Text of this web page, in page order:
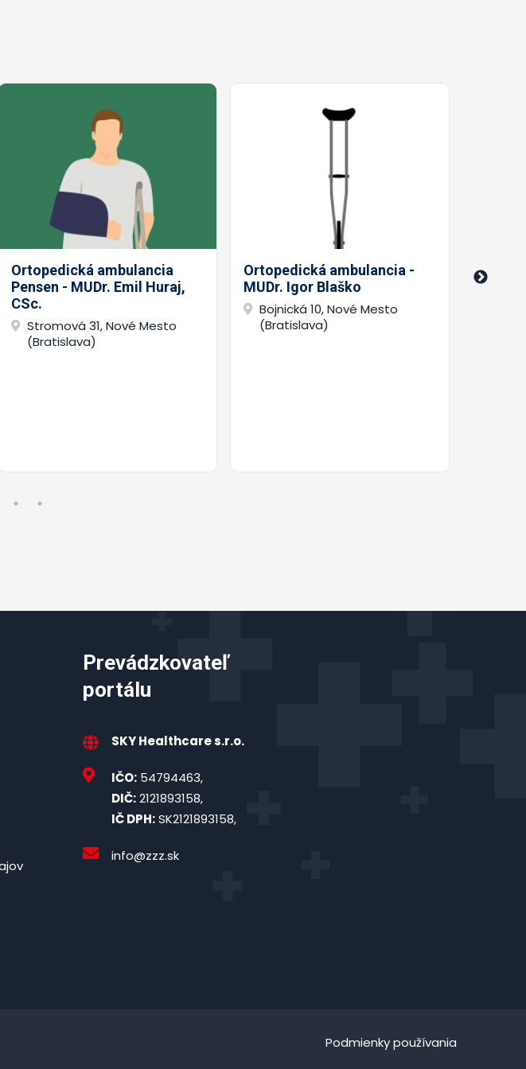
Ortopedická ambulancia
Pensen - MUDr. Emil Huraj,
CSc.
Stromová 31, Nové Mesto
(Bratislava)
Ortopedická ambulancia -
MUDr. Igor Blaško
Bojnická 10, Nové Mesto
(Bratislava)
Prevádzkovateľ
portálu
SKY Healthcare s.r.o.
IČO: 54794463,
DIČ:2121893158,
IČ DPH:SK2121893158,
info@zzz.sk
Podmienky používania